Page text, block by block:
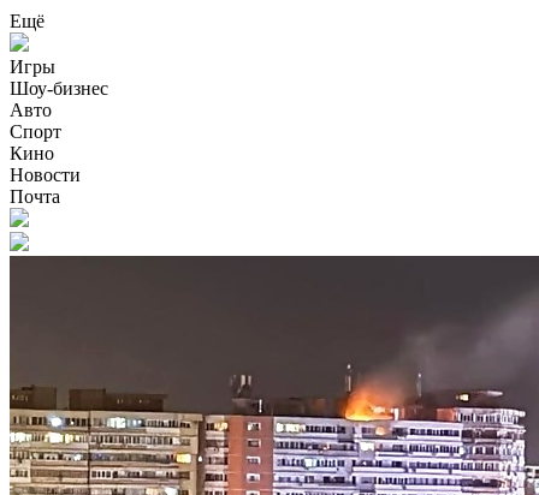
Ещё
Игры
Шоу-бизнес
Авто
Спорт
Кино
Новости
Почта